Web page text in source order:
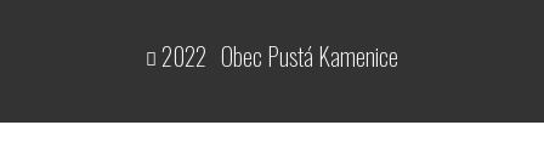
2022 Obec Pustá Kamenice